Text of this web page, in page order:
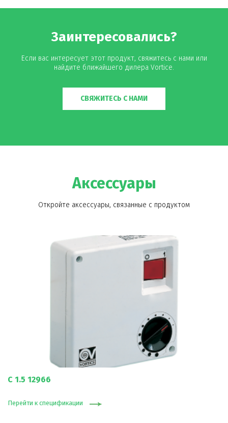
Заинтересовались?
Если вас интересует этот продукт, свяжитесь с нами или
найдите ближайшего дилера Vortice.
СВЯЖИТЕСЬ С НАМИ
Аксессуары
Откройте аксессуары, связанные с продуктом
C 1.5 12966
Перейти к спецификации